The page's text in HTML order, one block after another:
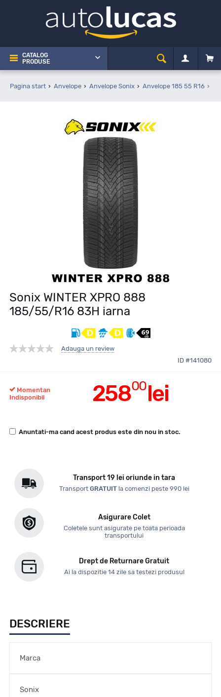
CATALOG
PRODUSE
Pagina start Anvelope Anvelope Sonix Anvelope 185 55 R16
Sonix WINTER XPRO 888
185/55/R16 83H iarna
Adauga un review
ID #141080
25800lei
Momentan
Indisponibil
Anuntati-ma cand acest produs este din nou in stoc.
Transport 19 lei oriunde in tara
Transport GRATUITla comenzi peste 990 lei
Asigurare Colet
Coletele sunt asigurate pe toata perioada
transportului
Drept de Returnare Gratuit
Ai la dispozitie 14 zile sa testezi produsul
DESCRIERE
Marca
Sonix